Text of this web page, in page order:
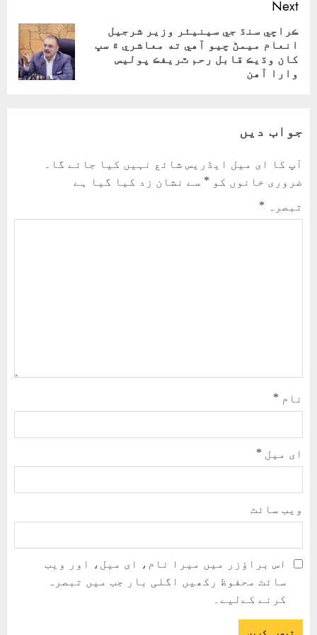
Next
Next
post:
ڪراچي سنڌ جي سينيئر وزير شرجيل
انعام ميمڻ چيو آهي ته معاشري ۾ سڀ
کان وڌيڪ قابل رحم ٽريفڪ پوليس
وارا آهن
جواب دیں
آپ کا ای میل ایڈریس شائع نہیں کیا جائے گا۔
ضروری خانوں کو * سے نشان زد کیا گیا ہے
تبصرہ *
نام *
ای میل *
ویب‌ سائٹ
اس براؤزر میں میرا نام، ای میل، اور ویب
سائٹ محفوظ رکھیں اگلی بار جب میں تبصرہ
کرنے کےلیے۔